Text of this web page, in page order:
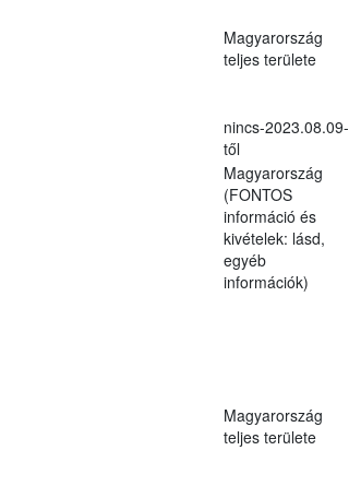
Magyarország
teljes területe
nincs-2023.08.09-
től
Magyarország
(FONTOS
információ és
kivételek: lásd,
egyéb
információk)
Magyarország
teljes területe